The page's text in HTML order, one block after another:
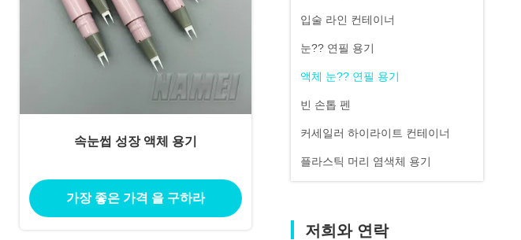
입술 라인 컨테이너
눈?? 연필 용기
액체 눈?? 연필 용기
빈 손톱 펜
커세일러 하이라이트 컨테이너
플라스틱 머리 염색체 용기
저희와 연락
속눈썹 성장 액체 용기
가장 좋은 가격 을 구하라